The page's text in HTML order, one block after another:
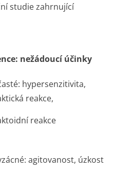
studie zahrnující
nežádoucí účinky
hypersenzitivita,
reakce,
reakce
agitovanost, úzkost